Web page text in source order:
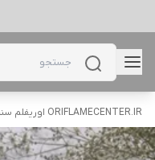
ORIFLAMECENTER.IR اوریفلم سنتر